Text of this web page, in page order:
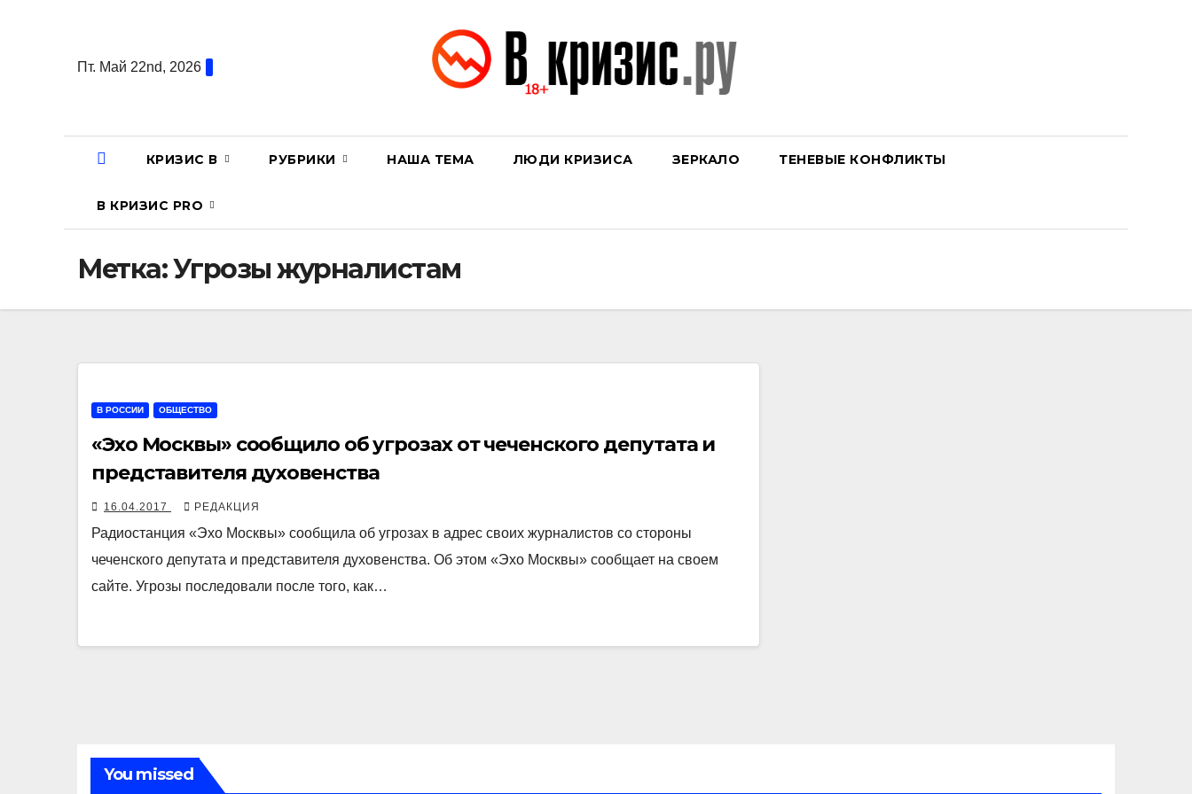
содержаниюПт. Май 22nd, 2026
КРИЗИС В РУБРИКИ НАША ТЕМА ЛЮДИ КРИЗИСА ЗЕРКАЛО ТЕНЕВЫЕ КОНФЛИКТЫ
В КРИЗИС PRO
Метка:Угрозы журналистам
В РОССИИ ОБЩЕСТВО
«Эхо Москвы» сообщило об угрозах от чеченского депутата и
представителя духовенства
16.04.2017 РЕДАКЦИЯ
Радиостанция «Эхо Москвы» сообщила об угрозах в адрес своих журналистов со стороны
чеченского депутата и представителя духовенства. Об этом «Эхо Москвы» сообщает на своем
сайте. Угрозы последовали после того, как…
You missed